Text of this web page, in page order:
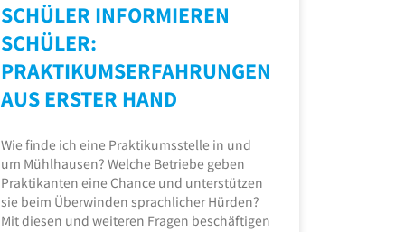
SCHÜLER INFORMIEREN
SCHÜLER:
PRAKTIKUMSERFAHRUNGEN
AUS ERSTER HAND
Wie finde ich eine Praktikumsstelle in und
um Mühlhausen? Welche Betriebe geben
Praktikanten eine Chance und unterstützen
sie beim Überwinden sprachlicher Hürden?
Mit diesen und weiteren Fragen beschäftigen